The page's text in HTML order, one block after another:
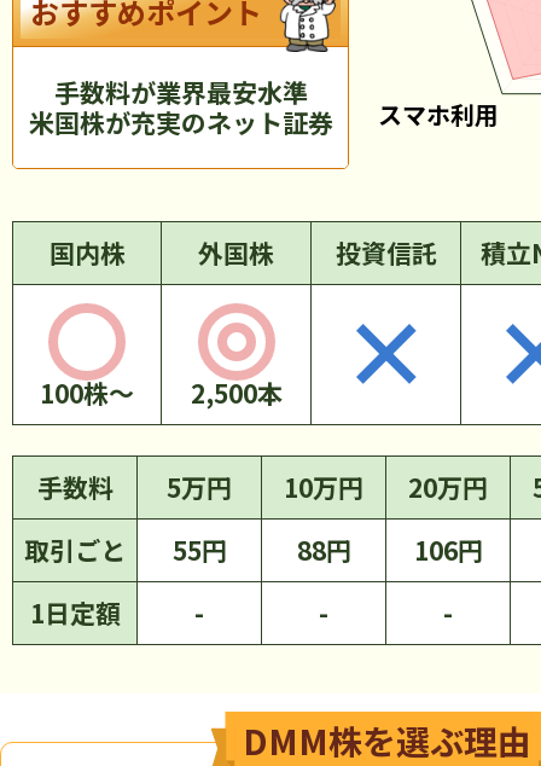
おすすめポイント
手数料が業界最安水準
米国株が充実のネット証券
国内株 外国株 投資信託 積立
100株～ 2,500本
手数料 5万円 10万円 20万円
取引ごと
55円 88円 106円
1日定額
- - -
DMM株を選ぶ理由